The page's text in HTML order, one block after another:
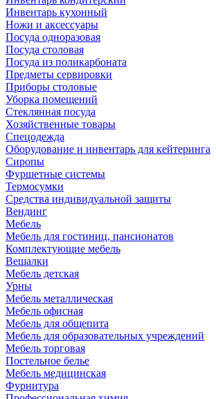
Инвентарь кухонный
Ножи и аксессуары
Посуда одноразовая
Посуда столовая
Посуда из поликарбоната
Предметы сервировки
Приборы столовые
Уборка помещений
Стеклянная посуда
Хозяйственные товары
Спецодежда
Оборудование и инвентарь для кейтеринга
Сиропы
Фуршетные системы
Термосумки
Средства индивидуальной защиты
Вендинг
Мебель
Мебель для гостиниц, пансионатов
Комплектующие мебель
Вешалки
Мебель детская
Урны
Мебель металлическая
Мебель офисная
Мебель для общепита
Мебель для образовательных учреждений
Мебель торговая
Постельное белье
Мебель медицинская
Фурнитура